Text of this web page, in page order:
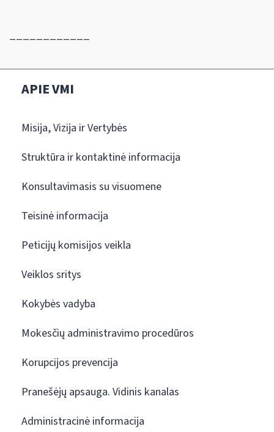
____________
APIE VMI
Misija, Vizija ir Vertybės
Struktūra ir kontaktinė informacija
Konsultavimasis su visuomene
Teisinė informacija
Peticijų komisijos veikla
Veiklos sritys
Kokybės vadyba
Mokesčių administravimo procedūros
Korupcijos prevencija
Pranešėjų apsauga. Vidinis kanalas
Administracinė informacija